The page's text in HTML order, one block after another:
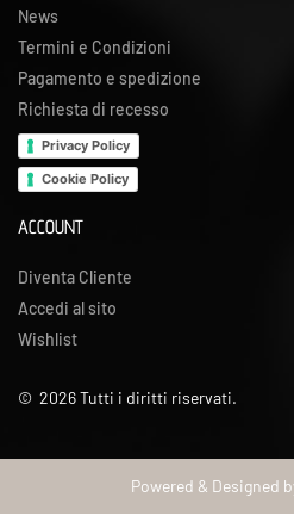
News
Termini e Condizioni
Pagamento e spedizione
Richiesta di recesso
Privacy Policy
Cookie Policy
ACCOUNT
Diventa Cliente
Accedi al sito
Wishlist
© 2026Tutti i diritti riservati.
Powered & Designed